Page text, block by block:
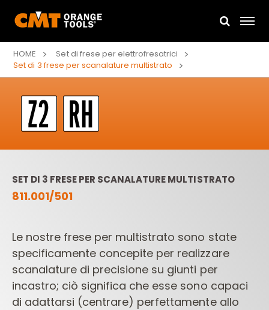
HOME
Set di frese per elettrofresatrici
Set di 3 frese per scanalature multistrato
SET DI 3 FRESE PER SCANALATURE MULTISTRATO
811.001/501
Le nostre frese per multistrato sono state
specificamente concepite per realizzare
scanalature di precisione su giunti per
incastro; ciò significa che esse sono capaci
di adattarsi (centrare) perfettamente allo